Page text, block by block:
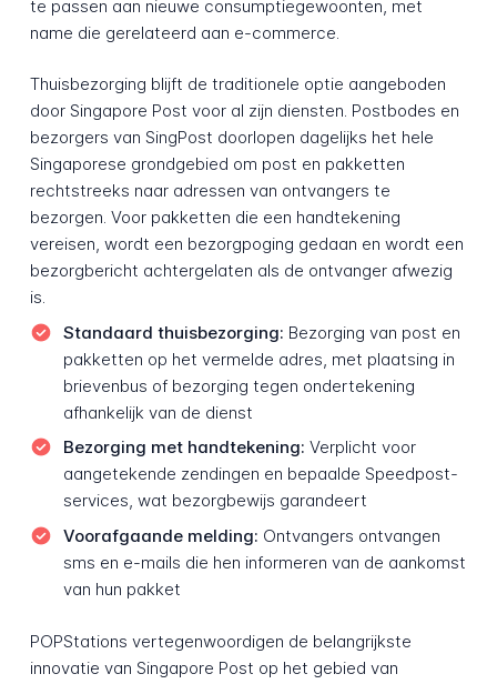
te passen aan nieuwe consumptiegewoonten, met
name die gerelateerd aan e-commerce.
Thuisbezorging blijft de traditionele optie aangeboden
door Singapore Post voor al zijn diensten. Postbodes en
bezorgers van SingPost doorlopen dagelijks het hele
Singaporese grondgebied om post en pakketten
rechtstreeks naar adressen van ontvangers te
bezorgen. Voor pakketten die een handtekening
vereisen, wordt een bezorgpoging gedaan en wordt een
bezorgbericht achtergelaten als de ontvanger afwezig
is.
Standaard thuisbezorging: Bezorging van post en
pakketten op het vermelde adres, met plaatsing in
brievenbus of bezorging tegen ondertekening
afhankelijk van de dienst
Bezorging met handtekening: Verplicht voor
aangetekende zendingen en bepaalde Speedpost-
services, wat bezorgbewijs garandeert
Voorafgaande melding: Ontvangers ontvangen
sms en e-mails die hen informeren van de aankomst
van hun pakket
POPStations vertegenwoordigen de belangrijkste
innovatie van Singapore Post op het gebied van